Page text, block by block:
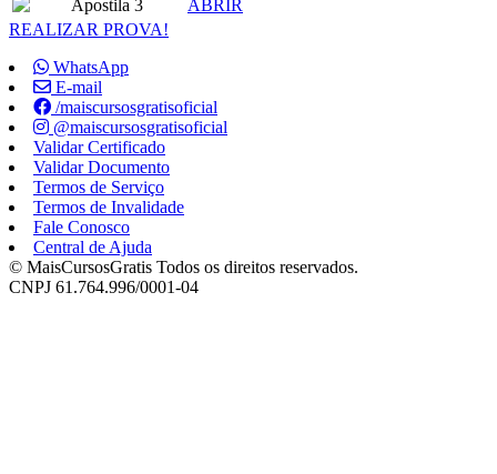
Apostila 3
ABRIR
REALIZAR PROVA!
WhatsApp
E-mail
/maiscursosgratisoficial
@maiscursosgratisoficial
Validar Certificado
Validar Documento
Termos de Serviço
Termos de Invalidade
Fale Conosco
Central de Ajuda
© MaisCursosGratis Todos os direitos reservados.
CNPJ 61.764.996/0001-04